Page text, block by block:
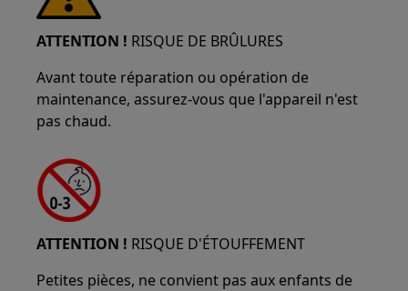
ATTENTION ! RISQUE DE BRÛLURES
Avant toute réparation ou opération de
maintenance, assurez-vous que l'appareil n'est
pas chaud.
ATTENTION ! RISQUE D'ÉTOUFFEMENT
Petites pièces, ne convient pas aux enfants de